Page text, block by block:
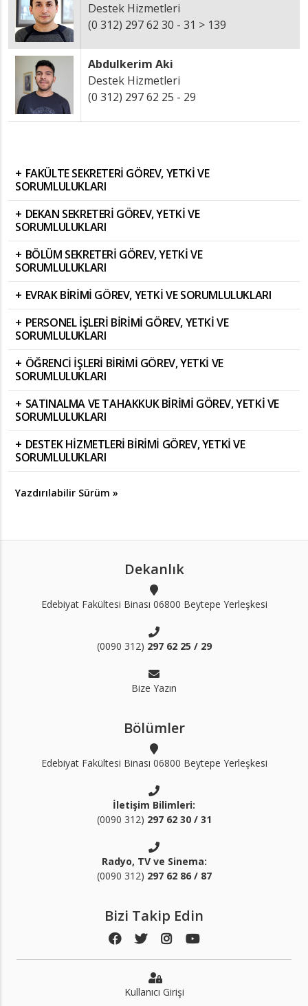
Destek Hizmetleri
(0 312) 297 62 30 - 31 > 139
Abdulkerim Aki
Destek Hizmetleri
(0 312) 297 62 25 - 29
FAKÜLTE SEKRETERİ GÖREV, YETKİ VE
SORUMLULUKLARI
DEKAN SEKRETERİ GÖREV, YETKİ VE
SORUMLULUKLARI
BÖLÜM SEKRETERİ GÖREV, YETKİ VE
SORUMLULUKLARI
EVRAK BİRİMİ GÖREV, YETKİ VE SORUMLULUKLARI
PERSONEL İŞLERİ BİRİMİ GÖREV, YETKİ VE
SORUMLULUKLARI
ÖĞRENCİ İŞLERİ BİRİMİ GÖREV, YETKİ VE
SORUMLULUKLARI
SATINALMA VE TAHAKKUK BİRİMİ GÖREV, YETKİ VE
SORUMLULUKLARI
DESTEK HİZMETLERİ BİRİMİ GÖREV, YETKİ VE
SORUMLULUKLARI
Yazdırılabilir Sürüm »
Dekanlık
Edebiyat Fakültesi Binası 06800 Beytepe Yerleşkesi
(0090 312) 297 62 25 / 29
Bize Yazın
Bölümler
Edebiyat Fakültesi Binası 06800 Beytepe Yerleşkesi
İletişim Bilimleri:
(0090 312) 297 62 30 / 31
Radyo, TV ve Sinema:
(0090 312) 297 62 86 / 87
Bizi Takip Edin
Kullanıcı Girişi